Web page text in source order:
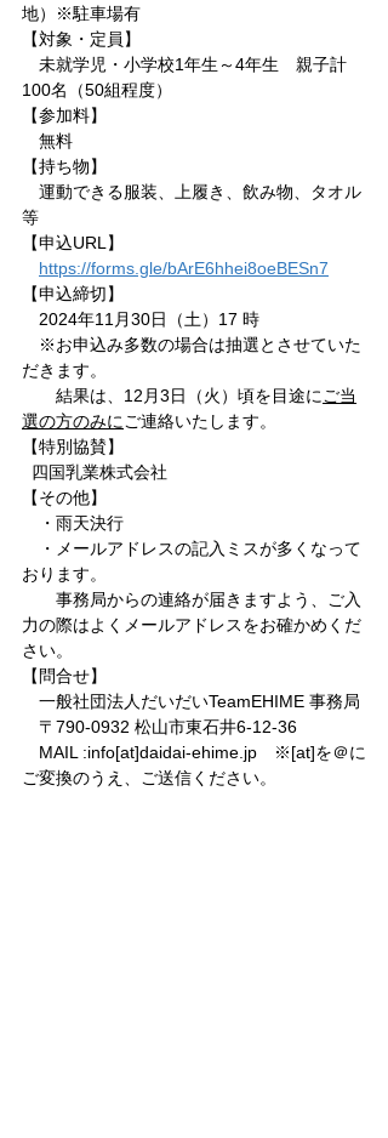
地）※駐車場有
【対象・定員】
未就学児・小学校1年生～4年生　親子計
100名（50組程度）
【参加料】
無料
【持ち物】
運動できる服装、上履き、飲み物、タオル
等
【申込URL】
https://forms.gle/bArE6hhei8oeBESn7
【申込締切】
2024年11月30日（土）17 時
※お申込み多数の場合は抽選とさせていた
だきます。
結果は、12月3日（火）頃を目途に ご当
選の方のみに ご連絡いたします。
【特別協賛】
  四国乳業株式会社
【その他】
・雨天決行
・メールアドレスの記入ミスが多くなって
おります。
事務局からの連絡が届きますよう、ご入
力の際はよくメールアドレスをお確かめくだ
さい。
【問合せ】
一般社団法人だいだいTeamEHIME 事務局
〒790-0932 松山市東石井6-12-36
MAIL :info[at]daidai-ehime.jp　※[at]を＠に
ご変換のうえ、ご送信ください。